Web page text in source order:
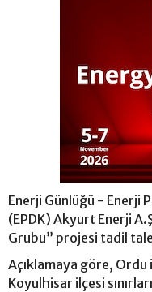
Enerji Günlüğü - Enerji
(EPDK) Akyurt Enerji
Grubu” projesi tadil
Açıklamaya göre, Ordu
Koyulhisar ilçesi